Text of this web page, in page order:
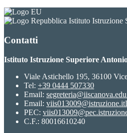
Istituto Istruzione
Contatti
Istituto Istruzione Superiore
Viale Astichello 195, 36100
Tel: +39 0444 507330
Email:
Email: viis013009@istruzione.it
PEC:
C.F.: 80016610240